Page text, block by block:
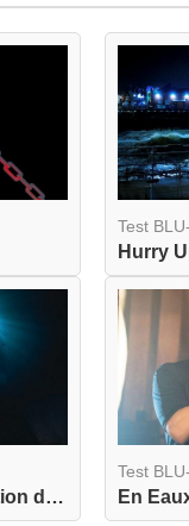
Test
Hurry
La Nonne : La Malédiction de Sainte Lucie 4K
Test
En